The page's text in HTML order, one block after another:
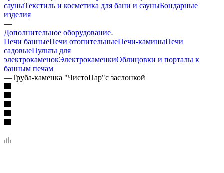
сауныТекстиль и косметика для бани и сауныБондарные
изделия
—
Дополнительное оборудование
Печи банныеПечи отопительныеПечи-каминыПечи
садовыеПульты для
электрокаменокЭлектрокаменкиОблицовки и порталы к
банным печам
—Труба-каменка "ЧистоПар"с заслонкой